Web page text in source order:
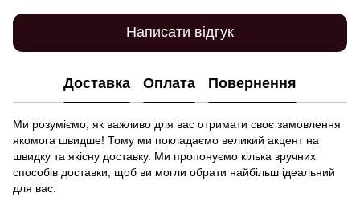
Написати відгук
Доставка Оплата Повернення
Ми розуміємо, як важливо для вас отримати своє замовлення
якомога швидше! Тому ми покладаємо великий акцент на
швидку та якісну доставку. Ми пропонуємо кілька зручних
способів доставки, щоб ви могли обрати найбільш ідеальний
для вас: